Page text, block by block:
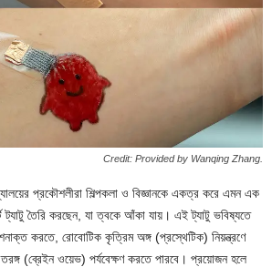
Credit: Provided by Wanqing Zhang.
প্রকৌশলীরা শিল্পকলা ও বিজ্ঞানকে একত্র করে এমন এক
ট্যাটু তৈরি করছেন, যা ত্বকে আঁকা যায়। এই ট্যাটু ভবিষ্যতে
শনাক্ত করতে, রোবোটিক কৃত্রিম অঙ্গ (প্রস্থেটিক) নিয়ন্ত্রণে
(ব্রেইন ওয়েভ) পর্যবেক্ষণ করতে পারবে। প্রয়োজন হলে